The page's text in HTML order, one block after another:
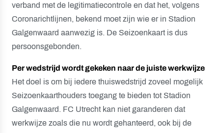
verband met de legitimatiecontrole en dat het, volgens
Coronarichtlijnen, bekend moet zijn wie er in Stadion
Galgenwaard aanwezig is. De Seizoenkaart is dus
persoonsgebonden.
Per wedstrijd wordt gekeken naar de juiste werkwijze
Het doel is om bij iedere thuiswedstrijd zoveel mogelijk
Seizoenkaarthouders toegang te bieden tot Stadion
Galgenwaard. FC Utrecht kan niet garanderen dat
werkwijze zoals die nu wordt gehanteerd, ook bij de